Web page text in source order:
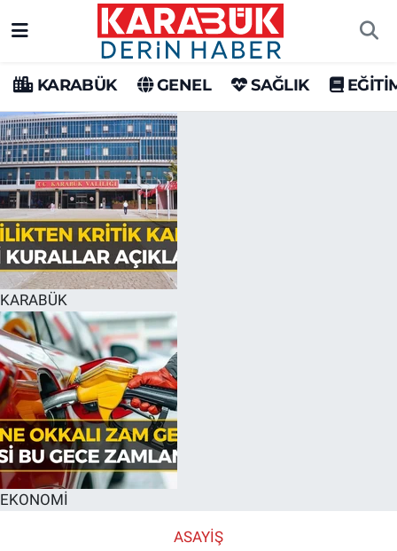
KARABÜK GENEL SAĞLIK
KARABÜK
EKONOMİ
ASAYIŞ
Karabük Hava Durumu
Karabük Trafik Yoğunluk Haritası
Süper Lig Puan Durumu ve Fikstür
Tüm Manşetler
Son Dakika Haberleri
Haber Arşivi